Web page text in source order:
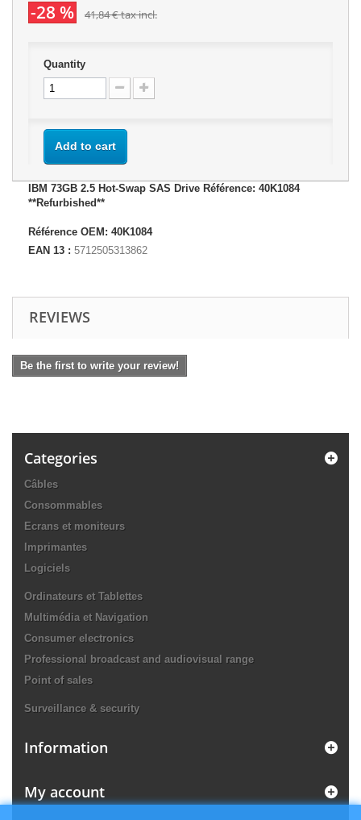
-28 % 41,84 €tax incl.
Quantity
Add to cart
IBM 73GB 2.5 Hot-Swap SAS Drive Référence: 40K1084
**Refurbished**
Référence OEM: 40K1084
EAN 13 : 5712505313862
REVIEWS
Be the first to write your review!
Categories
Câbles
Consommables
Ecrans et moniteurs
Imprimantes
Logiciels
Ordinateurs et Tablettes
Multimédia et Navigation
Consumer electronics
Professional broadcast and audiovisual range
Point of sales
Surveillance & security
Information
My account